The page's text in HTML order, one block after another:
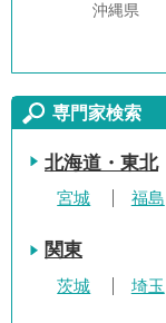
沖縄県
専門家検索
北海道・東北
宮城 福島
関東
茨城 埼玉